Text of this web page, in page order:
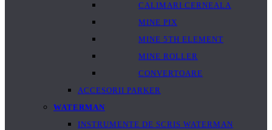
CALIMARI CERNEALA
MINE PIX
MINE 5TH ELEMENT
MINE ROLLER
CONVERTOARE
ACCESORII PARKER
WATERMAN
INSTRUMENTE DE SCRIS WATERMAN